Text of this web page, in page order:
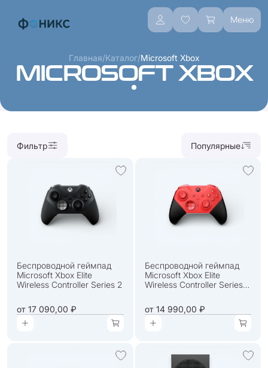
Меню
Главная/Каталог/Microsoft Xbox
MICROSOFT XBOX
Фильтр Популярные
Беспроводной геймпад
Microsoft Xbox Elite
Wireless Controller Series 2
от 17 090,00 ₽
Беспроводной геймпад
Microsoft Xbox Elite
Wireless Controller Series 2
от14 990,00 ₽